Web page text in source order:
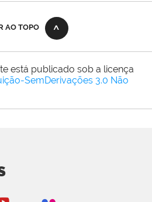
AO TOPO
está publicado sob a licença
SemDerivações 3.0 Não